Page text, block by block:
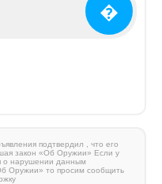
�
подтвердил , что его
закон «Об Оружии» Если у
о нарушении данным
Оружии» то просим сообщить